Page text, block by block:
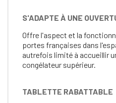
S'ADAPTE À UNE
Offre l'aspect et la
portes françaises dans
autrefois limité à accueillir
congélateur supérieur.
TABLETTE RABATTABLE